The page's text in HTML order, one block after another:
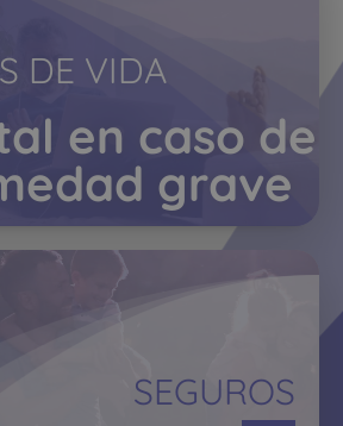
DE VIDA
en caso de
grave
SEGUROS